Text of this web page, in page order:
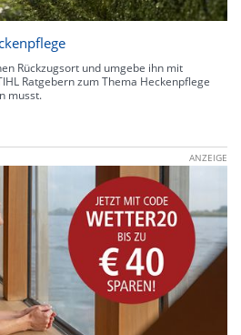
Rückzugsort und umgebe ihn mit
Ratgebern zum Thema Heckenpflege
musst.
ANZEIGE